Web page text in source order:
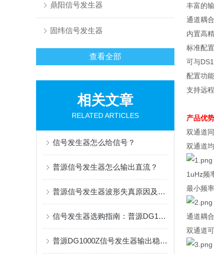
鼎阳信号发生器
固纬信号发生器
查看全部
相关文章
RELATED ARTICLES
信号发生器怎么给信号？
普源信号发生器怎么输出直流？
普源信号发生器波形失真原因及解决方法
信号发生器选购指南：普源DG1000Z与鼎阳SDG2000X全面对比
普源DG1000Z信号发生器输出稳定1kHz正弦波设置指南
丰富的
通道耦
内置高
标准配
可与
配置功
支持远
产品优势
双通道
双通道
1uHz频
最小频
通道耦合
双通道